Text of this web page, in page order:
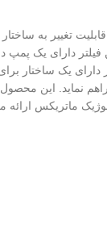
تغییر به
فیلتر دارای
دارای یک ساختار
ماتریکس ارائه